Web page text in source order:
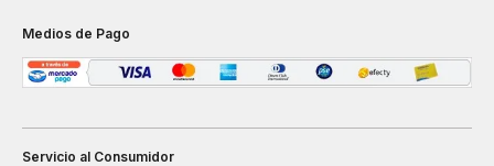
Medios de Pago
Servicio al Consumidor